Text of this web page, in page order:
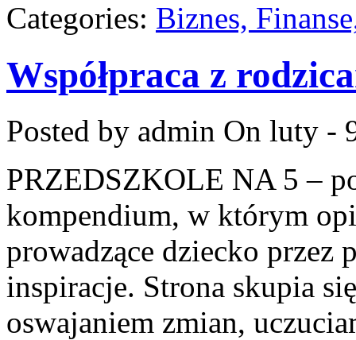
Categories: Biznes,
Współpraca z
Posted by admin On luty -
PRZEDSZKOLE NA 5 –
kompendium, w którym
prowadzące dziecko przez
inspiracje. Strona skupia
oswajaniem zmian,